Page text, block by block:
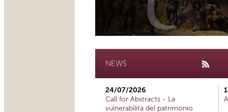
NEWS
24/07/2026
Call for Abstracts - La
vulnerabilità del patrimonio